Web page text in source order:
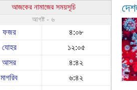
আজকের নামাজের সময়সূচি
আগষ্ট - ৬
ফজর
৪:০৮
যোহর
১২:০৫
আসর
৪:৪২
মাগরিব
৬:৪২